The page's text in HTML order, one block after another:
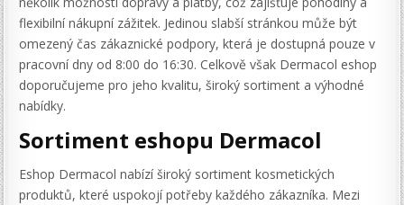
flexibilní nákupní zážitek. Jedinou slabší stránkou může být
omezený čas zákaznické podpory, která je dostupná pouze v
pracovní dny od 8:00 do 16:30. Celkově však Dermacol eshop
doporučujeme pro jeho kvalitu, široký sortiment a výhodné
nabídky.
Sortiment eshopu Dermacol
Eshop Dermacol nabízí široký sortiment kosmetických
produktů, které uspokojí potřeby každého zákazníka. Mezi